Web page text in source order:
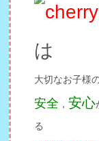
は
大切なお子様
安全 ，安心
る